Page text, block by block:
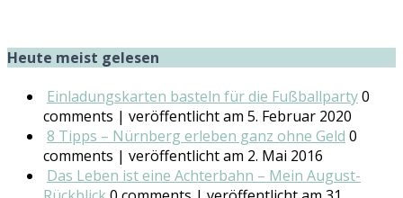
Heute meist gelesen
Einladungskarten basteln für die Fußballparty0
comments | veröffentlicht am 5. Februar 2020
8 Tipps – Nürnberg erleben ganz ohne Geld 0
comments | veröffentlicht am 2. Mai 2016
Das Leben ist eine Achterbahn – Mein August-